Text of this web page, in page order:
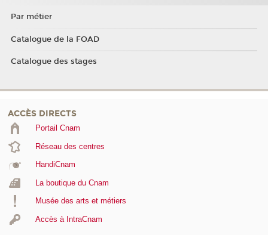
Par métier
Catalogue de la FOAD
Catalogue des stages
ACCÈS DIRECTS
Portail Cnam
Réseau des centres
HandiCnam
La boutique du Cnam
Musée des arts et métiers
Accès à IntraCnam